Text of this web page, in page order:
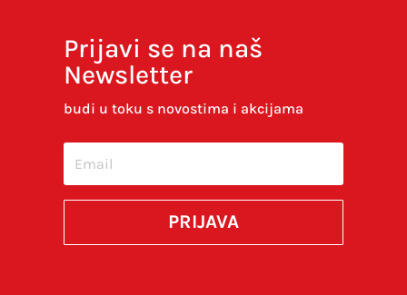
Spremi moje ime, e-poštu i web-stranicu u
budem komentirao.
Prijavi se na naš
Newsletter
budi u toku s novostima i akcijama
PRIJAVA